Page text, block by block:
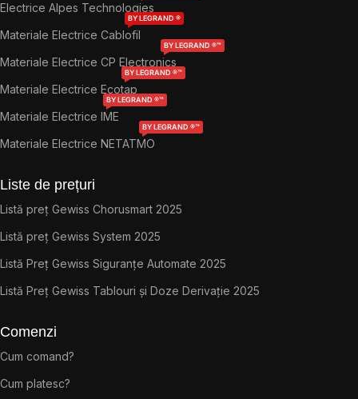
Electrice Alpes Technologies
Materiale Electrice Cablofil
BY LEGRAND ®
Materiale Electrice CP Electronics
BY LEGRAND ®™
Materiale Electrice Ecotap
BY LEGRAND ®™
Materiale Electrice IME
BY LEGRAND ®™
Materiale Electrice NETATMO
BY LEGRAND ®™
Liste de prețuri
Listă preț Gewiss Chorusmart 2025
Listă preț Gewiss System 2025
Listă Preț Gewiss Siguranțe Automate 2025
Listă Preț Gewiss Tablouri și Doze Derivație 2025
Comenzi
Cum comand?
Cum platesc?